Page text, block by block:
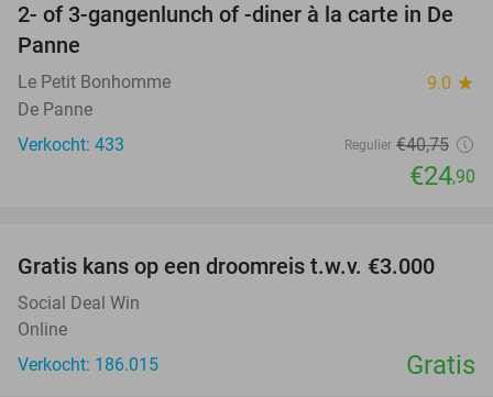
39%
2- of 3-gangenlunch of -diner à la carte in De
Panne
Le Petit Bonhomme 9.0 star
De Panne
Verkocht: 433
Regulier €40,75
€24,90
Gratis kans op een droomreis t.w.v. €3.000
Social Deal Win
Online
Verkocht: 186.015
Gratis